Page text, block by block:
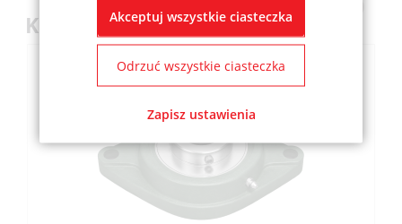
Klienci kupili również
Akceptuj wszystkie ciasteczka
Odrzuć wszystkie ciasteczka
Zapisz ustawienia